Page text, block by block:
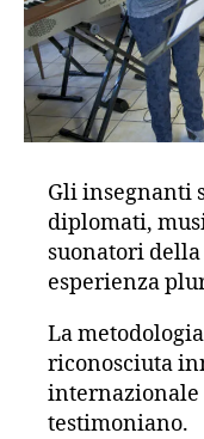
Gli insegnanti
diplomati,
suonatori
esperienza
La
riconosciuta
internazionale
testimoniano.